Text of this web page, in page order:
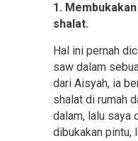
1.
shalat.
Hal ini pernah
saw dalam
dari Aisyah, ia
shalat di rumah
dalam, lalu saya
dibukakan pintu,